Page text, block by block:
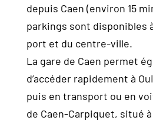
depuis Caen (environ 15
parkings sont disponibles
port et du centre-ville.
La gare de Caen permet
d’accéder rapidement à
puis en transport ou en
de Caen-Carpiquet, situé